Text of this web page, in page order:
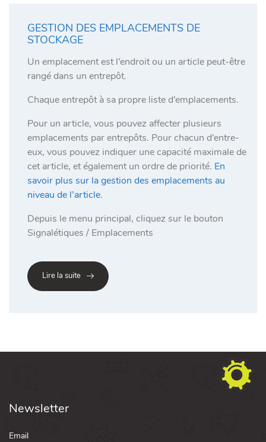
GESTION DES EMPLACEMENTS DE
STOCKAGE
Un emplacement est l’endroit ou un article peut-être
rangé dans un entrepôt.
Chaque entrepôt à sa propre liste d’emplacements.
Pour un article, vous pouvez affecter plusieurs
emplacements par entrepôts. Pour chacun d’entre-
eux, vous pouvez indiquer une capacité maximale de
cet article, et également un ordre de priorité. En
savoir plus sur la gestion des emplacements au
niveau de l’article.
Depuis le menu principal, cliquez sur le bouton
Signalétiques / Emplacements
Lire la suite
Newsletter
Email